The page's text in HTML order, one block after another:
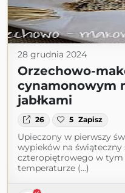
28 grudnia 2024
Orzechowo-
cynamonowym
jabłkami
26 5 Zapisz
Upieczony w pierwszy
wypieków na świąteczny
czteropiętrowego w tym
temperaturze (...)